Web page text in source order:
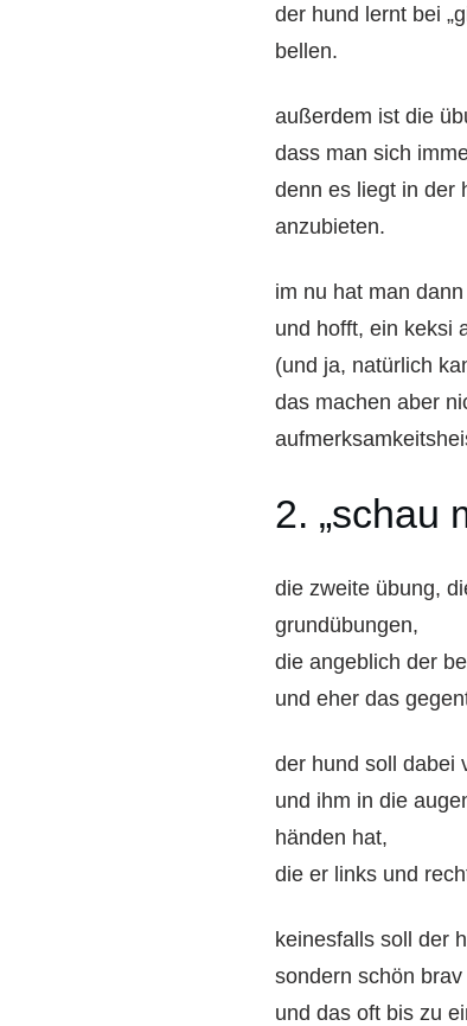
der hund lernt bei
bellen.
außerdem ist die
dass man sich
denn es liegt in der
anzubieten.
im nu hat man
und hofft, ein keksi
(und ja, natürlich
das machen aber
2. „schau
die zweite übung,
grundübungen,
die angeblich der
und eher das
der hund soll dabei
und ihm in die
händen hat,
die er links und
keinesfalls soll der
sondern schön
und das oft bis zu